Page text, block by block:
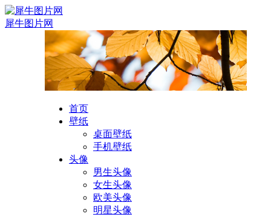
犀牛图片网
首页
壁纸
桌面壁纸
手机壁纸
头像
男生头像
女生头像
欧美头像
明星头像